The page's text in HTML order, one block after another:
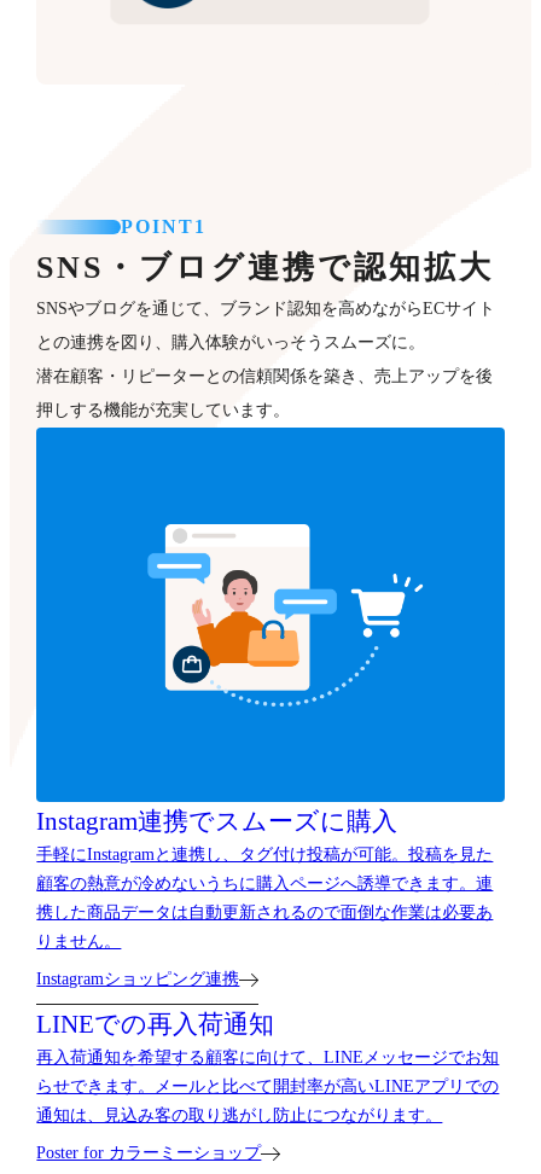
POINT1
SNS・ブログ連携で認知拡大
SNSやブログを通じて、ブランド認知を高めながらECサイト
との連携を図り、購入体験がいっそうスムーズに。
潜在顧客・リピーターとの信頼関係を築き、売上アップを後
押しする機能が充実しています。
Instagram連携でスムーズに購入
手軽にInstagramと連携し、タグ付け投稿が可能。投稿を見た
顧客の熱意が冷めないうちに購入ページへ誘導できます。連
携した商品データは自動更新されるので面倒な作業は必要あ
りません。
Instagramショッピング連携
LINEでの再入荷通知
再入荷通知を希望する顧客に向けて、LINEメッセージでお知
らせできます。メールと比べて開封率が高いLINEアプリでの
通知は、見込み客の取り逃がし防止につながります。
Poster for カラーミーショップ